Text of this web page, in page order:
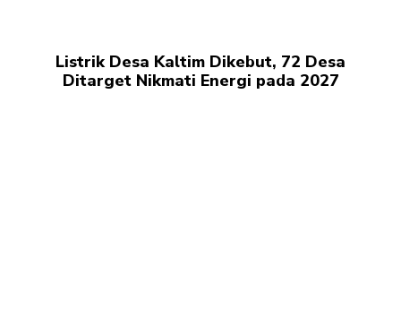
Listrik Desa Kaltim Dikebut, 72 Desa
Ditarget Nikmati Energi pada 2027